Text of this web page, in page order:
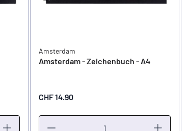
Amsterdam
Amsterdam - Zeichenbuch - A4
CHF 14.90